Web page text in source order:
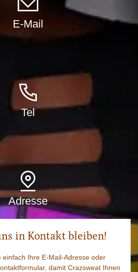
E-Mail
Tel
Adresse
in Kontakt bleiben!
einfach Ihre E-Mail-Adresse oder
damit Crazsweat Ihnen